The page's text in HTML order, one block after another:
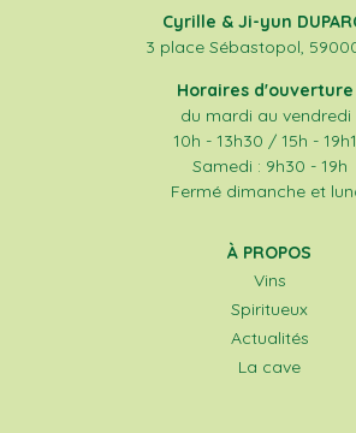
Cyrille & Ji-yun
3 place Sébastopol,
Horaires d'ouverture
du mardi au vendredi
10h - 13h30 / 15h -
Samedi : 9h30 - 19h
Fermé dimanche et
À PROPOS
Vins
Spiritueux
Actualités
La cave